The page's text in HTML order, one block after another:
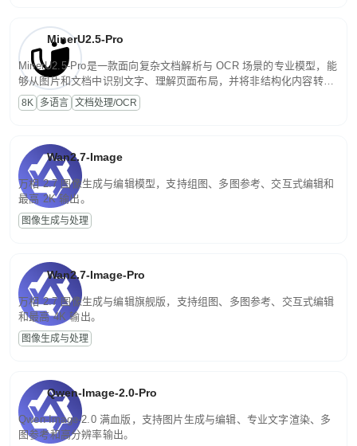
MinerU2.5-Pro
MinerU2.5-Pro是一款面向复杂文档解析与 OCR 场景的专业模型，能
够从图片和文档中识别文字、理解页面布局，并将非结构化内容转换
为便于存储、检索和二次处理的结构化结果。
8K 多语言 文档处理/OCR
Wan2.7-Image
万相 2.7 图像生成与编辑模型，支持组图、多图参考、交互式编辑和
最高 2K 输出。
图像生成与处理
Wan2.7-Image-Pro
万相 2.7 图像生成与编辑旗舰版，支持组图、多图参考、交互式编辑
和最高 4K 输出。
图像生成与处理
Qwen-Image-2.0-Pro
Qwen-Image-2.0 满血版，支持图片生成与编辑、专业文字渲染、多
图参考和高分辨率输出。